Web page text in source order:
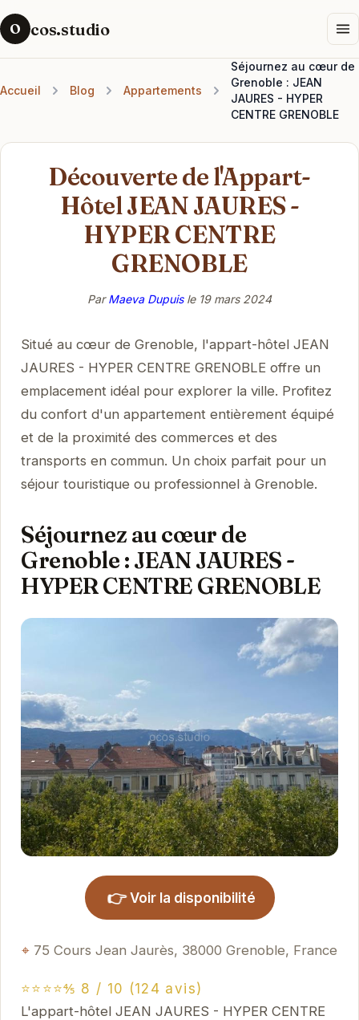
O cos.studio
Accueil Blog Appartements
Séjournez au cœur de
Grenoble : JEAN
JAURES - HYPER
CENTRE GRENOBLE
Découverte de l'Appart-
Hôtel JEAN JAURES -
HYPER CENTRE
GRENOBLE
ParMaeva Dupuisle 19 mars 2024
Situé au cœur de Grenoble, l'appart-hôtel JEAN
JAURES - HYPER CENTRE GRENOBLE offre un
emplacement idéal pour explorer la ville. Profitez
du confort d'un appartement entièrement équipé
et de la proximité des commerces et des
transports en commun. Un choix parfait pour un
séjour touristique ou professionnel à Grenoble.
Séjournez au cœur de
Grenoble : JEAN JAURES -
HYPER CENTRE GRENOBLE
👉 Voir la disponibilité
75 Cours Jean Jaurès, 38000 Grenoble, France
⭐⭐⭐⭐⅘ 8 / 10 (124 avis)
L'appart-hôtel JEAN JAURES - HYPER CENTRE